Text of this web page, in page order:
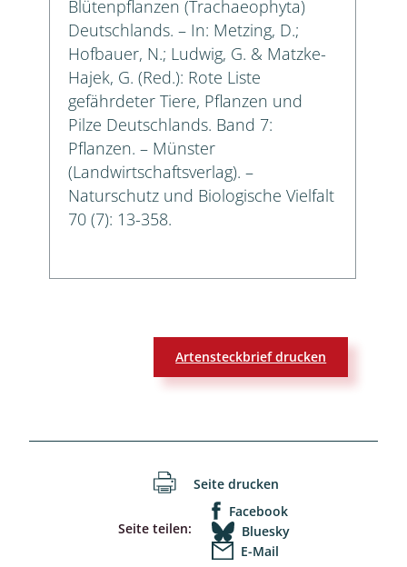
Blütenpflanzen (Trachaeophyta)
Deutschlands. – In: Metzing, D.;
Hofbauer, N.; Ludwig, G. & Matzke-
Hajek, G. (Red.): Rote Liste
gefährdeter Tiere, Pflanzen und
Pilze Deutschlands. Band 7:
Pflanzen. – Münster
(Landwirtschaftsverlag). –
Naturschutz und Biologische Vielfalt
70 (7): 13-358.
Artensteckbrief drucken
Seite drucken
Seite teilen:
Facebook
Bluesky
E-Mail